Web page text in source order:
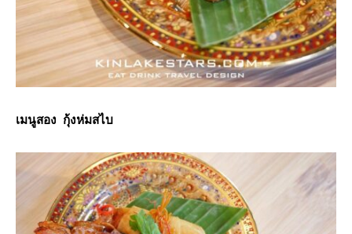
เมนูสอง กุ้งห่มสไบ